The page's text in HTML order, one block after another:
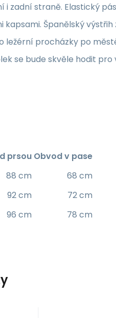
zadní straně. Elastický
Španělský
ležérní procházky po
se bude skvěle hodit
prsou Obvod v pase
88 cm
68 cm
92 cm
72 cm
96 cm 78 cm